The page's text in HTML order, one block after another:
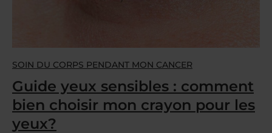
SOIN DU CORPS PENDANT MON CANCER
Guide yeux sensibles : comment
bien choisir mon crayon pour les
yeux?